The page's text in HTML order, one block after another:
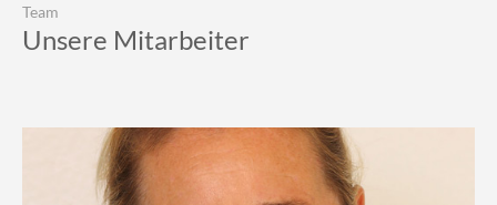
Team
Unsere Mitarbeiter